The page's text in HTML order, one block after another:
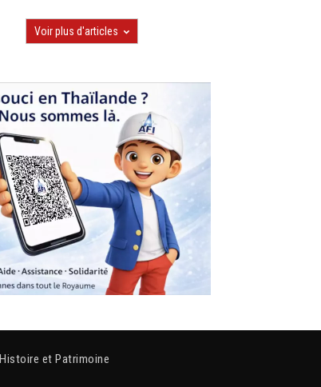
Voir plus d'articles
Histoire et Patrimoine